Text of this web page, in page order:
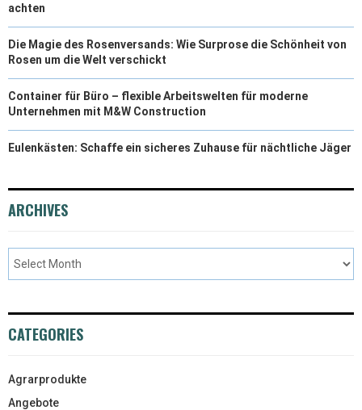
achten
Die Magie des Rosenversands: Wie Surprose die Schönheit von
Rosen um die Welt verschickt
Container für Büro – flexible Arbeitswelten für moderne
Unternehmen mit M&W Construction
Eulenkästen: Schaffe ein sicheres Zuhause für nächtliche Jäger
ARCHIVES
CATEGORIES
Agrarprodukte
Angebote